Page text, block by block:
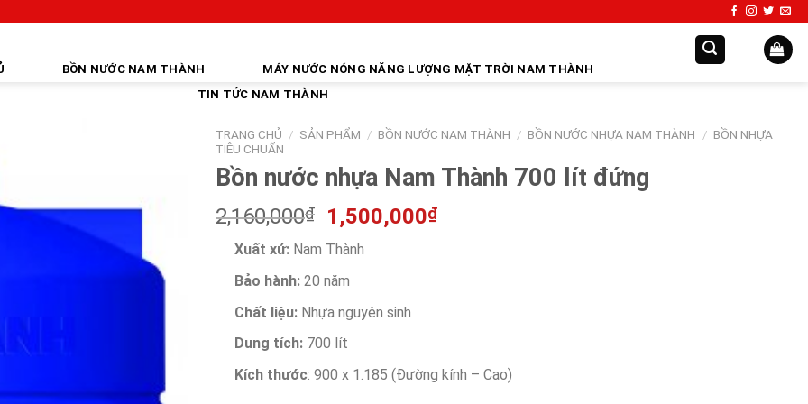
BỒN NƯỚC NAM THÀNH
MÁY NƯỚC NÓNG NĂNG LƯỢNG MẶT TRỜI NAM THÀNH
TIN TỨC NAM THÀNH
TRANG CHỦ / SẢN PHẨM / BỒN NƯỚC NAM THÀNH / BỒN NƯỚC NHỰA NAM THÀNH / BỒN NHỰA
TIÊU CHUẨN
Bồn nước nhựa Nam Thành 700 lít đứng
2,160,000₫ 1,500,000₫
Xuất xứ:Nam Thành
Bảo hành:20 năm
Chất liệu:Nhựa nguyên sinh
Dung tích:700 lít
Kích thước: 900 x 1.185 (Đường kính – Cao)